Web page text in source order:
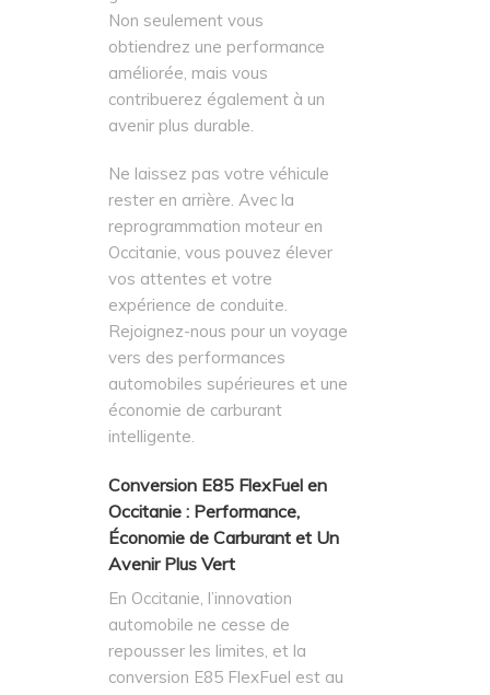
Non seulement vous
obtiendrez une performance
améliorée, mais vous
contribuerez également à un
avenir plus durable.
Ne laissez pas votre véhicule
rester en arrière. Avec la
reprogrammation moteur en
Occitanie, vous pouvez élever
vos attentes et votre
expérience de conduite.
Rejoignez-nous pour un voyage
vers des performances
automobiles supérieures et une
économie de carburant
intelligente.
Conversion E85 FlexFuel en
Occitanie : Performance,
Économie de Carburant et Un
Avenir Plus Vert
En Occitanie, l’innovation
automobile ne cesse de
repousser les limites, et la
conversion E85 FlexFuel est au